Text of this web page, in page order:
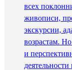
всех
живописи,
экскурсии,
возрастам.
и